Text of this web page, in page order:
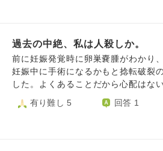
女、別れると言われました。 その後
したが彼から連絡が来るようになり
また手術をしたことを愚弄するよう
そして無視をし続けて以降も彼から
婚したらうまくいくのではないか」
での行いに対して見つめる機会があ
去にした不倫の罪悪感に苛まれ、な
して、自分の欲望のまま生きて、優
きたのかと思うと、申し訳ない気持
時々怒りのままキレてしまい、彼ら
過去の中絶、私は人殺しか。
前に妊娠発覚時に卵巣嚢腫がわかり
妊娠中に手術になるかもと捻転破裂
した。よくあることだから心配はな
言われました。 しかし、過去にも卵
ていて、とても怖かった事、まだ息
有り難し 5 回答 1